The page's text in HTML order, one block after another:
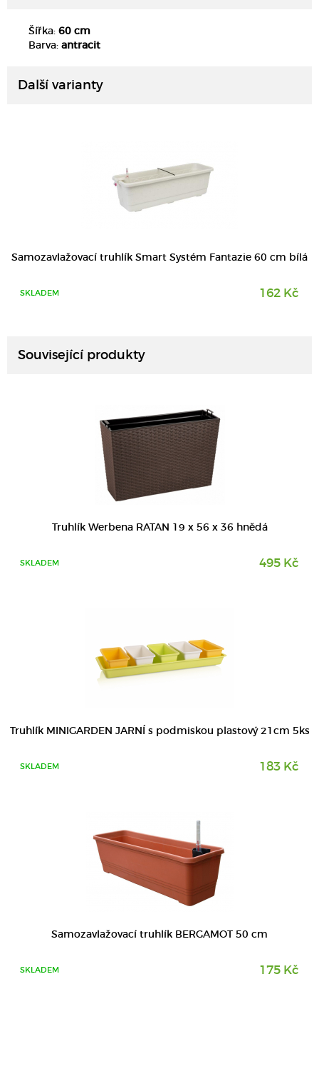
Šířka: 60 cm
Barva: antracit
Další varianty
Samozavlažovací truhlík Smart Systém Fantazie 60 cm bílá
SKLADEM 162 Kč
Související produkty
Truhlík Werbena RATAN 19 x 56 x 36 hnědá
SKLADEM 495 Kč
Truhlík MINIGARDEN JARNÍ s podmiskou plastový 21cm 5ks
SKLADEM 183 Kč
Samozavlažovací truhlík BERGAMOT 50 cm
SKLADEM 175 Kč